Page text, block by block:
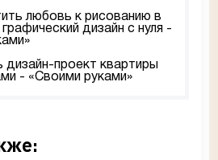
любовь к рисованию в
дизайн с нуля -
дизайн-проект квартиры
- «Своими руками»